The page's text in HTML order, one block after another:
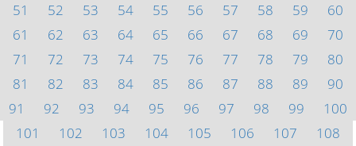
51
52 53 54 55 56 57 58 59
60
61
62 63 64 65 66 67 68 69
70
71
72 73 74 75 76 77 78 79
80
81
82 83 84 85 86 87 88 89
90
91
92 93 94 95 96 97 98 99
100
101
102 103 104 105 106 107
108